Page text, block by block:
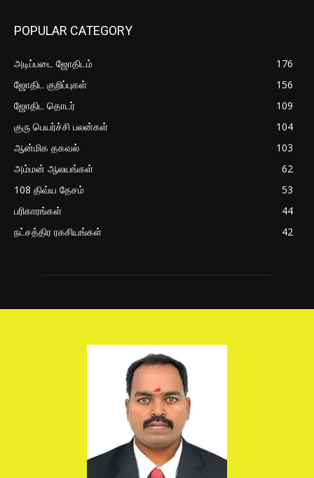
POPULAR CATEGORY
அடிப்படை ஜோதிடம்
176
ஜோதிட குறிப்புகள்
156
ஜோதிட தொடர்
109
குரு பெயர்ச்சி பலன்கள்
104
ஆன்மிக தகவல்
103
அம்மன் ஆலயங்கள்
62
108 திவ்ய தேசம்
53
பரிகாரங்கள்
44
நட்சத்திர ரகசியங்கள்
42